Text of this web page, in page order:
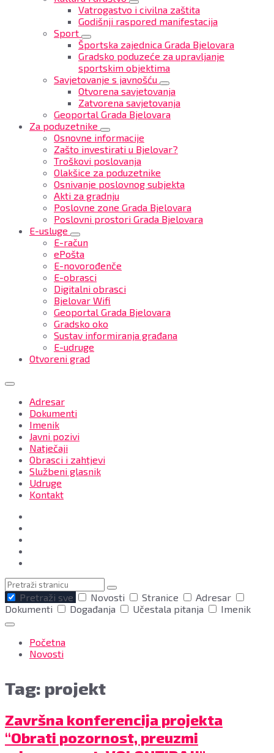
Vatrogastvo i civilna zaštita
Godišnji raspored manifestacija
Sport
Športska zajednica Grada Bjelovara
Gradsko poduzeće za upravljanje
sportskim objektima
Savjetovanje s javnošću
Otvorena savjetovanja
Zatvorena savjetovanja
Geoportal Grada Bjelovara
Za poduzetnike
Osnovne informacije
Zašto investirati u Bjelovar?
Troškovi poslovanja
Olakšice za poduzetnike
Osnivanje poslovnog subjekta
Akti za gradnju
Poslovne zone Grada Bjelovara
Poslovni prostori Grada Bjelovara
E-usluge
E-račun
ePošta
E-novorođenče
E-obrasci
Digitalni obrasci
Bjelovar Wifi
Geoportal Grada Bjelovara
Gradsko oko
Sustav informiranja građana
E-udruge
Otvoreni grad
Adresar
Dokumenti
Imenik
Javni pozivi
Natječaji
Obrasci i zahtjevi
Službeni glasnik
Udruge
Kontakt
Pretraga
Pretraži sve
Novosti Stranice
Adresar
Dokumenti
Događanja Učestala pitanja Imenik
Početna
Novosti
Tag: projekt
Završna
konferencija
projekta
Završna konferencija projekta
“Obrati pozornost, preuzmi